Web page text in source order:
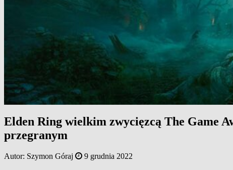
Elden Ring wielkim zwycięzcą The Game
przegranym
Autor: Szymon Góraj 9 grudnia 2022